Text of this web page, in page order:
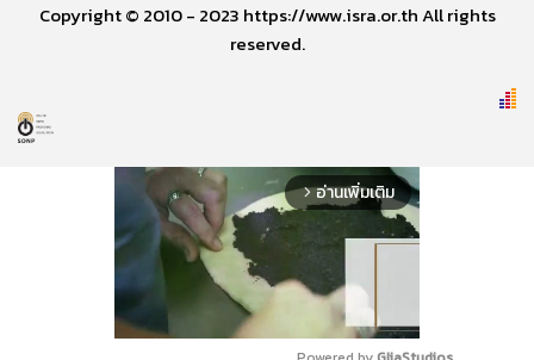
Copyright © 2010 - 2023 https://www.isra.or.th All rights
reserved.
arrow_forward_ios อ่านเพิ่มเติม